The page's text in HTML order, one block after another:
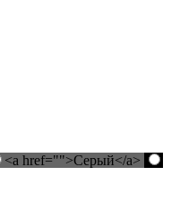
<a href="">Серый</a>